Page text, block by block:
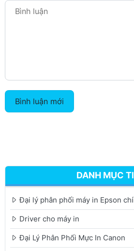
Bình luận mới
DANH MỤC
Đại lý phân phối máy in Epson
Driver cho máy in
Đại Lý Phân Phối Mực In Canon